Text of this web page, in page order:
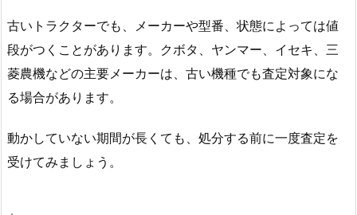
古いトラクターでも、メーカーや型番、状態によっては値
段がつくことがあります。クボタ、ヤンマー、イセキ、三
菱農機などの主要メーカーは、古い機種でも査定対象にな
る場合があります。
動かしていない期間が長くても、処分する前に一度査定を
受けてみましょう。